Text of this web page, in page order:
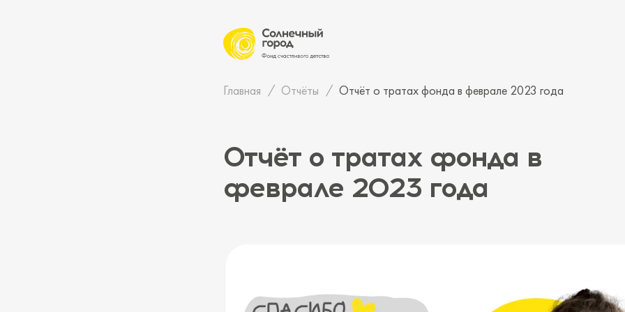
Главная Отчёты Отчёт о тратах фонда в феврале 2023 года
Отчёт о тратах фонда в
феврале 2023 года